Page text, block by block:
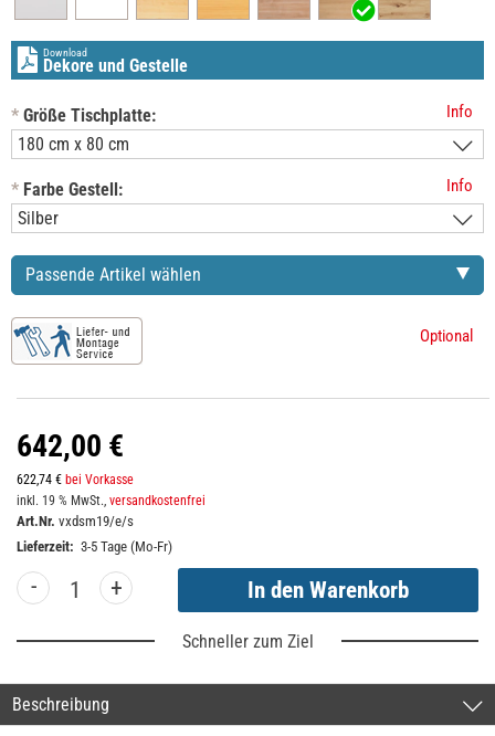
Download
Dekore und Gestelle
* Größe Tischplatte: Info
* Farbe Gestell: Info
Passende Artikel wählen
Optional
642,00 €
622,74 € bei Vorkasse
inkl. 19 % MwSt., versandkostenfrei
Art.Nr. vxdsm19/e/s
Lieferzeit: 3-5 Tage (Mo-Fr)
- +
Schneller zum Ziel
Beschreibung